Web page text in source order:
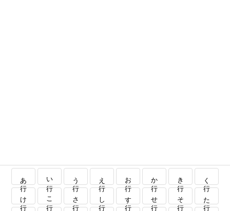
あ行 い行 う行 え行 お行 か行 き行 く行
け行 こ行 さ行 し行 す行 せ行 そ行 た行